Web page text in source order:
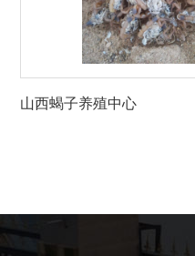
山西蝎子养殖中心